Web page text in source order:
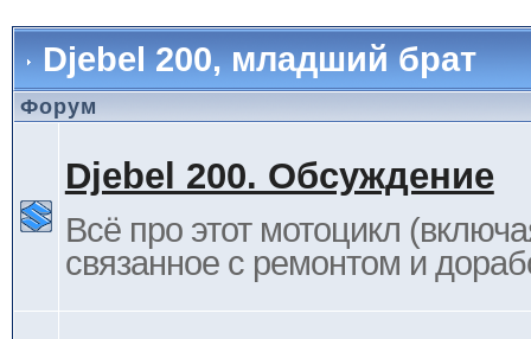
Djebel 200, младший брат
Форум
Djebel 200. Обсуждение
Всё про этот мотоцикл
связанное с ремонтом и